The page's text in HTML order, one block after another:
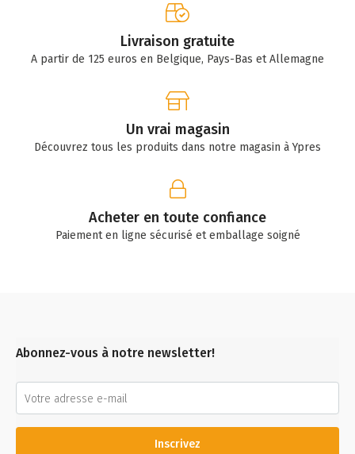
Livraison gratuite
A partir de 125 euros en Belgique, Pays-Bas et Allemagne
Un vrai magasin
Découvrez tous les produits dans notre magasin à Ypres
Acheter en toute confiance
Paiement en ligne sécurisé et emballage soigné
Abonnez-vous à notre newsletter!
Inscrivez